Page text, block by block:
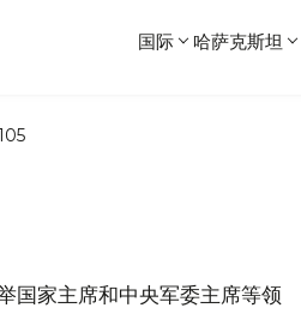
国际 哈萨克斯坦
国家主席和中央军委主席等领